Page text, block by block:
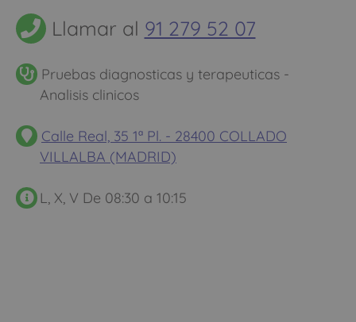
Llamar al 91 279 52 07
Pruebas diagnosticas y terapeuticas -
Analisis clinicos
Calle Real, 35 1ª Pl. - 28400 COLLADO
VILLALBA (MADRID)
L, X, V De 08:30 a 10:15